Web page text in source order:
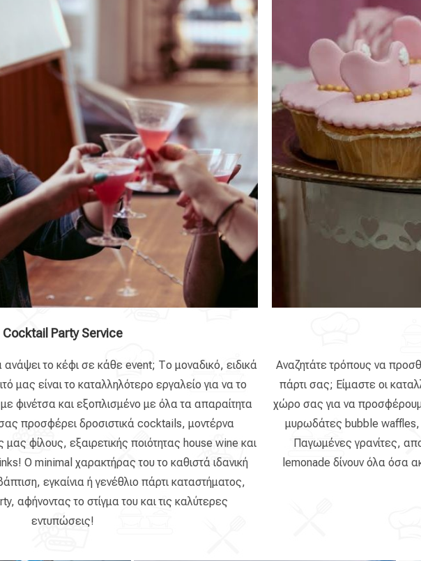
Cocktail Party Service
το κέφι σε κάθε event; Το μοναδικό, ειδικά
μας είναι το καταλληλότερο εργαλείο για να το
φινέτσα και εξοπλισμένο με όλα τα απαραίτητα
σας προσφέρει δροσιστικά cocktails, μοντέρνα
φίλους, εξαιρετικής ποιότητας house wine και
Ο minimal χαρακτήρας του το καθιστά ιδανική
εγκαίνια ή γενέθλιο πάρτι καταστήματος,
αφήνοντας το στίγμα του και τις καλύτερες
εντυπώσεις!
Αναζητάτε τρόπους να
πάρτι σας; Είμαστε οι
χώρο σας για να
μυρωδάτες bubble waffles,
Παγωμένες γρανίτες,
lemonade δίνουν όλα όσα